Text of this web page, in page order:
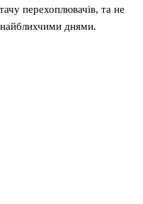
перехоплювачів, та не
днями.